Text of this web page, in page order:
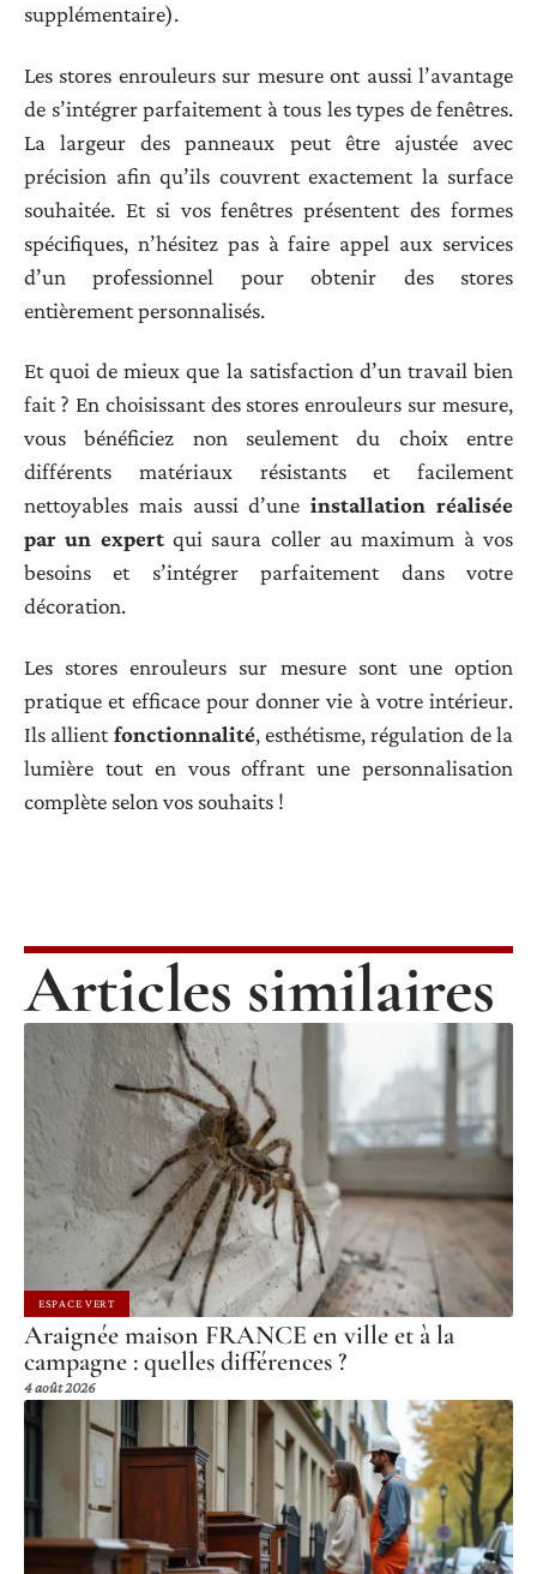
supplémentaire).
Les stores enrouleurs sur mesure ont aussi l’avantage
de s’intégrer parfaitement à tous les types de fenêtres.
La largeur des panneaux peut être ajustée avec
précision afin qu’ils couvrent exactement la surface
souhaitée. Et si vos fenêtres présentent des formes
spécifiques, n’hésitez pas à faire appel aux services
d’un professionnel pour obtenir des stores
entièrement personnalisés.
Et quoi de mieux que la satisfaction d’un travail bien
fait ? En choisissant des stores enrouleurs sur mesure,
vous bénéficiez non seulement du choix entre
différents matériaux résistants et facilement
nettoyables mais aussi d’uneinstallation réalisée
par un expertqui saura coller au maximum à vos
besoins et s’intégrer parfaitement dans votre
décoration.
Les stores enrouleurs sur mesure sont une option
pratique et efficace pour donner vie à votre intérieur.
Ils allientfonctionnalité, esthétisme, régulation de la
lumière tout en vous offrant une personnalisation
complète selon vos souhaits !
Articles similaires
ESPACE VERT
Araignée maison FRANCE en ville et à la
campagne : quelles différences ?
4 août 2026